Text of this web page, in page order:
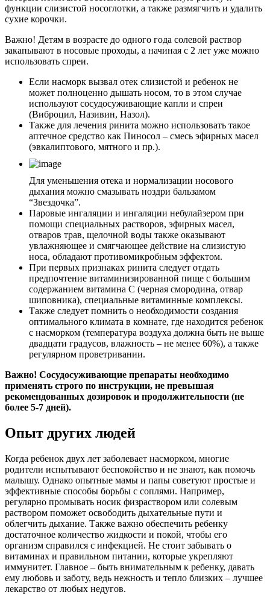
функции слизистой носоглотки, а также размягчить и удалить
сухие корочки.
Важно! Детям в возрасте до одного года солевой раствор
закапывают в носовые проходы, а начиная с 2 лет уже можно
использовать спреи.
Если насморк вызвал отек слизистой и ребенок не
может полноценно дышать носом, то в этом случае
используют сосудосуживающие капли и спреи
(Виброцил, Називин, Назол).
Также для лечения ринита можно использовать такое
аптечное средство как Пиносол – смесь эфирных масел
(эвкалиптового, мятного и пр.).
Для уменьшения отека и нормализации носового
дыхания можно смазывать ноздри бальзамом
“Звездочка”.
Паровые ингаляции и ингаляции небулайзером при
помощи специальных растворов, эфирных масел,
отваров трав, щелочной воды также оказывают
увлажняющее и смягчающее действие на слизистую
носа, обладают противомикробным эффектом.
При первых признаках ринита следует отдать
предпочтение витаминизированной пище с большим
содержанием витамина С (черная смородина, отвар
шиповника), специальные витаминные комплексы.
Также следует помнить о необходимости создания
оптимального климата в комнате, где находится ребенок
с насморком (температура воздуха должна быть не выше
двадцати градусов, влажность – не менее 60%), а также
регулярном проветривании.
Важно! Сосудосуживающие препараты необходимо
применять строго по инструкции, не превышая
рекомендованных дозировок и продолжительности (не
более 5-7 дней).
Опыт других людей
Когда ребенок двух лет заболевает насморком, многие
родители испытывают беспокойство и не знают, как помочь
малышу. Однако опытные мамы и папы советуют простые и
эффективные способы борьбы с соплями. Например,
регулярно промывать носик физраствором или солевым
раствором поможет освободить дыхательные пути и
облегчить дыхание. Также важно обеспечить ребенку
достаточное количество жидкости и покой, чтобы его
организм справился с инфекцией. Не стоит забывать о
витаминах и правильном питании, которые укрепляют
иммунитет. Главное – быть внимательным к ребенку, давать
ему любовь и заботу, ведь нежность и тепло близких – лучшее
лекарство от любых недугов.